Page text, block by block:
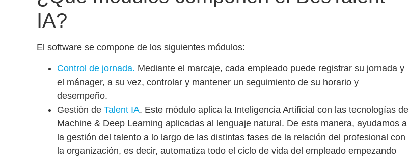
IA?
El software se compone de los siguientes módulos:
Control de jornada. Mediante el marcaje, cada empleado puede registrar su jornada y
el mánager, a su vez, controlar y mantener un seguimiento de su horario y
desempeño.
Gestión de Talent IA. Este módulo aplica la Inteligencia Artificial con las tecnologías de
Machine & Deep Learning aplicadas al lenguaje natural. De esta manera, ayudamos a
la gestión del talento a lo largo de las distintas fases de la relación del profesional con
la organización, es decir, automatiza todo el ciclo de vida del empleado empezando